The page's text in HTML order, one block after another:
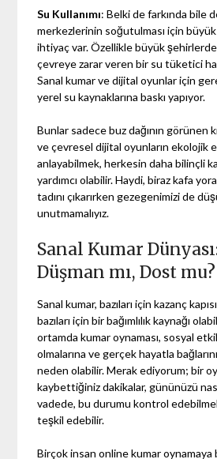
Su Kullanımı: Belki de farkında bile
merkezlerinin soğutulması için
ihtiyaç var. Özellikle büyük
çevreye zarar veren bir su tüketici
Sanal kumar ve dijital oyunlar için
yerel su kaynaklarına baskı yapıyor.
Bunlar sadece buz dağının görünen
ve çevresel dijital oyunların ekolojik
anlayabilmek, herkesin daha bilinçli
yardımcı olabilir. Haydi, biraz kafa
tadını çıkarırken gezegenimizi de
unutmamalıyız.
Sanal Kumar
Düşman mı, Dost mu?
Sanal kumar, bazıları için kazanç
bazıları için bir bağımlılık kaynağı
ortamda kumar oynaması, sosyal
olmalarına ve gerçek hayatla
neden olabilir. Merak ediyorum; bir
kaybettiğiniz dakikalar, gününüzü
vadede, bu durumu kontrol
teşkil edebilir.
Birçok insan online kumar oynamaya